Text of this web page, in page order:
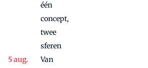
één
concept,
twee
sferen
Van